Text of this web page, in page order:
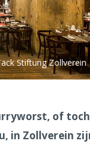
Stiftung Zollverein
of toch
in Zollverein